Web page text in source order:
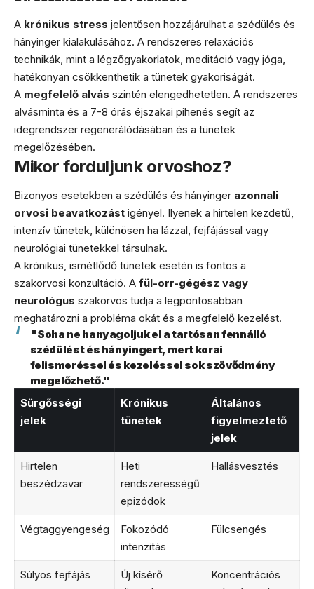
A krónikus stress jelentősen hozzájárulhat a szédülés és
hányinger kialakulásához. A rendszeres relaxációs
technikák, mint a légzőgyakorlatok, meditáció vagy jóga,
hatékonyan csökkenthetik a tünetek gyakoriságát.
A megfelelő alvás szintén elengedhetetlen. A rendszeres
alvásminta és a 7-8 órás éjszakai pihenés segít az
idegrendszer regenerálódásában és a tünetek
megelőzésében.
Mikor forduljunk orvoshoz?
Bizonyos esetekben a szédülés és hányinger azonnali
orvosi beavatkozást igényel. Ilyenek a hirtelen kezdetű,
intenzív tünetek, különösen ha lázzal, fejfájással vagy
neurológiai tünetekkel társulnak.
A krónikus, ismétlődő tünetek esetén is fontos a
szakorvosi konzultáció. A fül-orr-gégész vagy
neurológus szakorvos tudja a legpontosabban
meghatározni a probléma okát és a megfelelő kezelést.
"Soha ne hanyagoljuk el a tartósan fennálló
szédülést és hányingert, mert korai
felismeréssel és kezeléssel sok szövődmény
megelőzhető."
Sürgősségi
jelek
Krónikus
tünetek
Általános
figyelmeztető
jelek
Hirtelen
beszédzavar
Heti
rendszerességű
epizódok
Hallásvesztés
Végtaggyengeség
Fokozódó
intenzitás
Fülcsengés
Súlyos fejfájás
Új kísérő
Koncentrációs